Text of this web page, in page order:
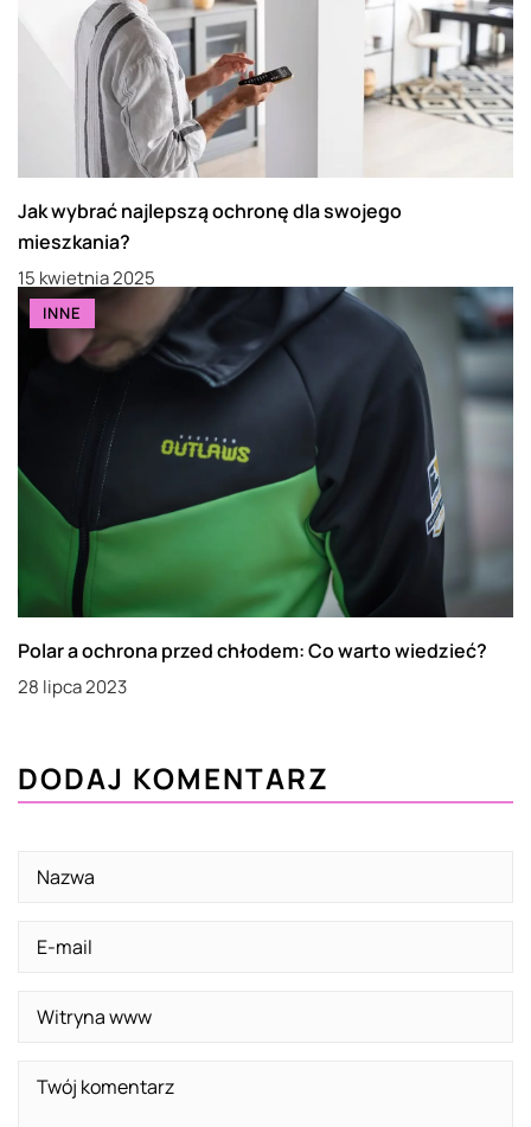
Jak wybrać najlepszą ochronę dla swojego
mieszkania?
15 kwietnia 2025
INNE
Polar a ochrona przed chłodem: Co warto wiedzieć?
28 lipca 2023
DODAJ KOMENTARZ